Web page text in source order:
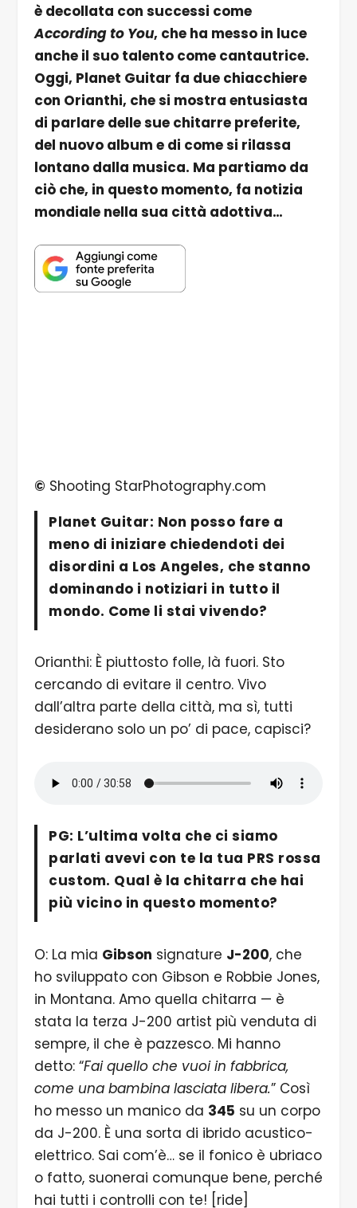
è decollata con successi come
According to You, che ha messo in luce
anche il suo talento come cantautrice.
Oggi, Planet Guitar fa due chiacchiere
con Orianthi, che si mostra entusiasta
di parlare delle sue chitarre preferite,
del nuovo album e di come si rilassa
lontano dalla musica. Ma partiamo da
ciò che, in questo momento, fa notizia
mondiale nella sua città adottiva…
© Shooting StarPhotography.com
Planet Guitar: Non posso fare a
meno di iniziare chiedendoti dei
disordini a Los Angeles, che stanno
dominando i notiziari in tutto il
mondo. Come li stai vivendo?
Orianthi: È piuttosto folle, là fuori. Sto
cercando di evitare il centro. Vivo
dall’altra parte della città, ma sì, tutti
desiderano solo un po’ di pace, capisci?
PG: L’ultima volta che ci siamo
parlati avevi con te la tua PRS rossa
custom. Qual è la chitarra che hai
più vicino in questo momento?
O: La mia Gibson signature J-200, che
ho sviluppato con Gibson e Robbie Jones,
in Montana. Amo quella chitarra — è
stata la terza J-200 artist più venduta di
sempre, il che è pazzesco. Mi hanno
detto: “Fai quello che vuoi in fabbrica,
come una bambina lasciata libera.” Così
ho messo un manico da 345 su un corpo
da J-200. È una sorta di ibrido acustico-
elettrico. Sai com’è… se il fonico è ubriaco
o fatto, suonerai comunque bene, perché
hai tutti i controlli con te! [ride]